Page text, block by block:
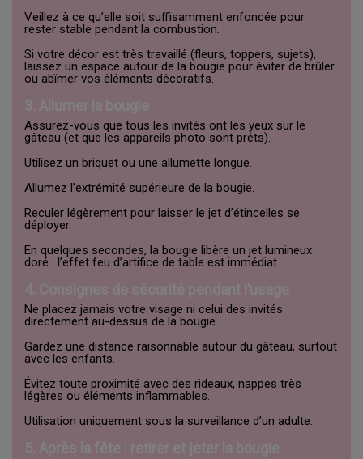
Veillez à ce qu’elle soit suffisamment enfoncée pour
rester stable pendant la combustion.
Si votre décor est très travaillé (fleurs, toppers, sujets),
laissez un espace autour de la bougie pour éviter de brûler
ou abîmer vos éléments décoratifs.
Assurez-vous que tous les invités ont les yeux sur le
gâteau (et que les appareils photo sont prêts).
Utilisez un briquet ou une allumette longue.
Allumez l’extrémité supérieure de la bougie.
Reculer légèrement pour laisser le jet d’étincelles se
déployer.
En quelques secondes, la bougie libère un jet lumineux
doré : l’effet feu d’artifice de table est immédiat.
Ne placez jamais votre visage ni celui des invités
directement au-dessus de la bougie.
Gardez une distance raisonnable autour du gâteau, surtout
avec les enfants.
Évitez toute proximité avec des rideaux, nappes très
légères ou éléments inflammables.
Utilisation uniquement sous la surveillance d’un adulte.